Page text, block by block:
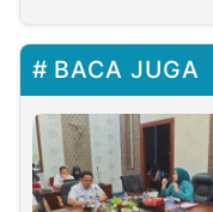
BACA JUGA